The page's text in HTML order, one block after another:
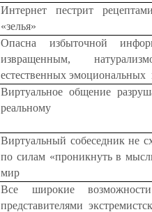
Интернет пестрит
«зелья»
Опасна избыточной
извращенным,
естественных эмоциональных
Виртуальное общение
реальному
Виртуальный собеседник не
по силам «проникнуть в
мир
Все широкие
представителями